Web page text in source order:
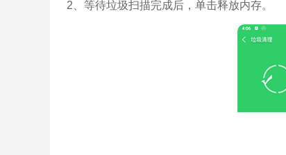
2、等待垃圾扫描完成后，单击释放内存。